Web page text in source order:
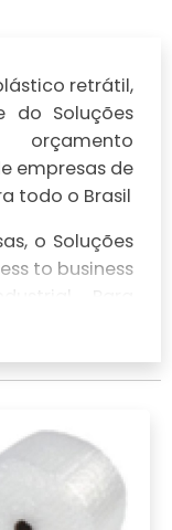
retrátil,
do Soluções
empresas de
todo o Brasil
o Soluções
to business
Para
plástico
anuciantes